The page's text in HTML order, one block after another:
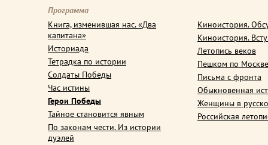
Программа
Книга, изменившая нас. «Два
капитана»
Историада
Тетрадка по истории
Солдаты Победы
Час истины
Герои Победы
Тайное становится явным
По законам чести. Из истории
дуэлей
Киноистория.
Киноистория.
Летопись веков
Пешком по Москве
Письма с фронта
Обыкновенная
Женщины в
Российская